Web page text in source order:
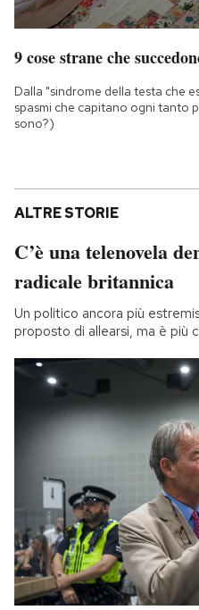
9 cose strane che
Dalla "sindrome della testa che
spasmi che capitano ogni tanto
sono?)
ALTRE STORIE
C’è una telenovela
radicale britannica
Un politico ancora più
proposto di allearsi, ma è più